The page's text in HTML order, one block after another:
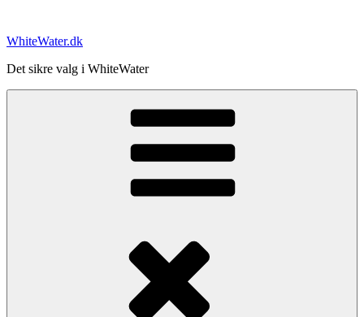
indhold
WhiteWater.dk
Det sikre valg i WhiteWater